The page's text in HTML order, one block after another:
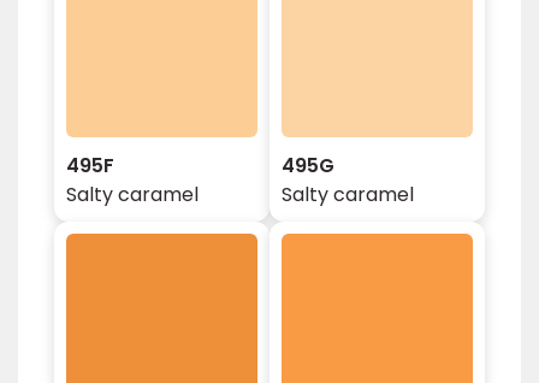
495F
Salty caramel
495G
Salty caramel